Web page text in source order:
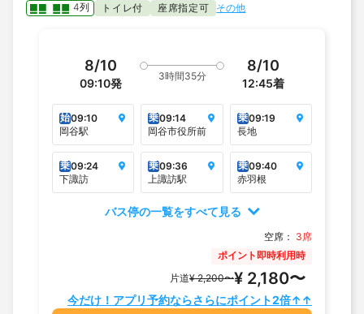
4列 トイレ付 座席指定可 その他
8/10
09:10発
3時間35分
8/10
12:45着
始09:10
岡谷駅
乗09:14
岡谷市役所前
乗09:19
長地
乗09:24
下諏訪
乗09:36
上諏訪駅
乗09:40
赤羽根
バス停の一覧をすべて見る
空席： 3席
ポイント即時利用時
片道¥ 2,200〜¥ 2,180〜
今だけ！アプリ予約ならさらにポイント2倍↑↑